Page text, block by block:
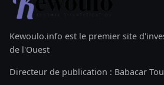
Kewoulo.info est le premier site
de l'Ouest
Directeur de publication : Babacar